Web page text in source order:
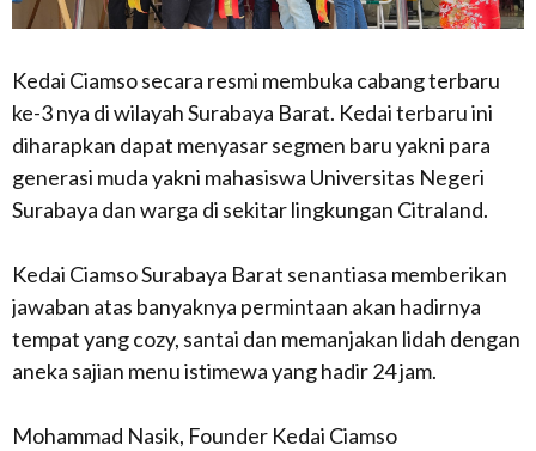
Kedai Ciamso secara resmi membuka cabang terbaru
ke-3 nya di wilayah Surabaya Barat. Kedai terbaru ini
diharapkan dapat menyasar segmen baru yakni para
generasi muda yakni mahasiswa Universitas Negeri
Surabaya dan warga di sekitar lingkungan Citraland.
Kedai Ciamso Surabaya Barat senantiasa memberikan
jawaban atas banyaknya permintaan akan hadirnya
tempat yang cozy, santai dan memanjakan lidah dengan
aneka sajian menu istimewa yang hadir 24 jam.
Mohammad Nasik, Founder Kedai Ciamso